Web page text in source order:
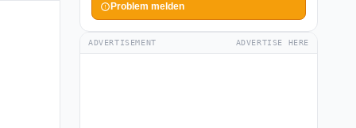
Problem melden
ADVERTISEMENT ADVERTISE HERE